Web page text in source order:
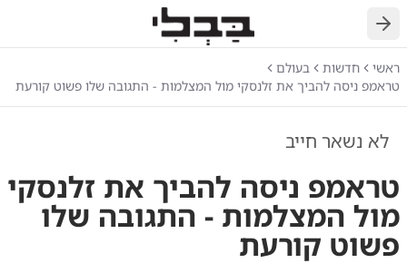
חזרה
ראשי חדשות
בעולם
טראמפ ניסה להביך את זלנסקי מול המצלמות - התגובה שלו פשוט קורעת
לא נשאר חייב
טראמפ ניסה להביך את זלנסקי
מול המצלמות - התגובה שלו
פשוט קורעת